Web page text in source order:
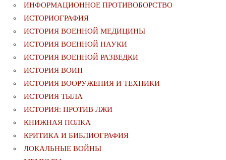
ИНФОРМАЦИОННОЕ ПРОТИВОБОРСТВО
ИСТОРИОГРАФИЯ
ИСТОРИЯ ВОЕННОЙ МЕДИЦИНЫ
ИСТОРИЯ ВОЕННОЙ НАУКИ
ИСТОРИЯ ВОЕННОЙ РАЗВЕДКИ
ИСТОРИЯ ВОИН
ИСТОРИЯ ВООРУЖЕНИЯ И ТЕХНИКИ
ИСТОРИЯ ТЫЛА
ИСТОРИЯ: ПРОТИВ ЛЖИ
КНИЖНАЯ ПОЛКА
КРИТИКА И БИБЛИОГРАФИЯ
ЛОКАЛЬНЫЕ ВОЙНЫ